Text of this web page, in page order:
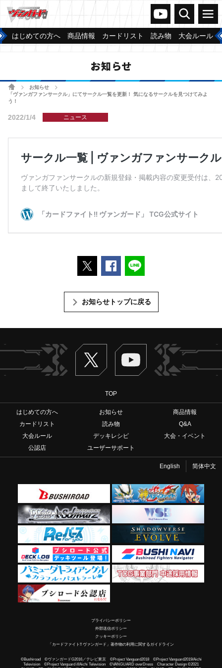
ヴァンガードch
検索 メニュー
はじめての方へ 商品情報 カードリスト 読み物 大会ルール
お知らせ
ホームお知らせ
「ヴァンガファンサークル」にてサークル一覧を更新！ 気になるサークルを見つけてみよ
う！
2022/1/4 ニュース
ポストするFacebookでシェアする
お知らせトップに戻る
Twitter ヴァンガードch
TOP
はじめての方へ お知らせ
商品情報
カードリスト
読み物
Q&A
大会ルール
デッキレシピ
大会・イベント
公認店
ユーザーサポート
English 简体中文
プライバシーポリシー
外部送信ポリシー
クッキーポリシー
「カードファイト!! ヴァンガード」著作物の利用に関するガイドライン
©Bushiroad ©ヴァンガードG2016／テレビ東京 ©Project Vanguard2018 ©Project Vanguard2019/Aichi
Television ©Project Vanguard if/Aichi Television ©VANGUARD overDress Character Design ©2021